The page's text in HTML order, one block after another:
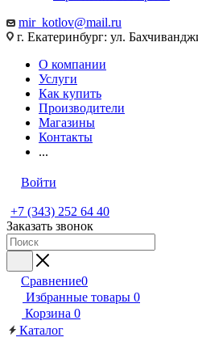
mir_kotlov@mail.ru
г. Екатеринбург: ул.
О компании
Услуги
Как купить
Производители
Магазины
Контакты
...
Войти
+7 (343) 252 64 40
Заказать звонок
Сравнение0
Избранные товары 0
Корзина 0
Каталог